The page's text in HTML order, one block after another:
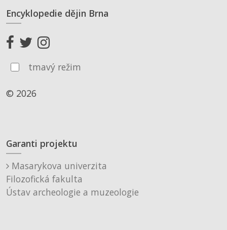
Encyklopedie dějin Brna
tmavý režim
© 2026
Garanti projektu
Masarykova univerzita
Filozofická fakulta
Ústav archeologie a muzeologie